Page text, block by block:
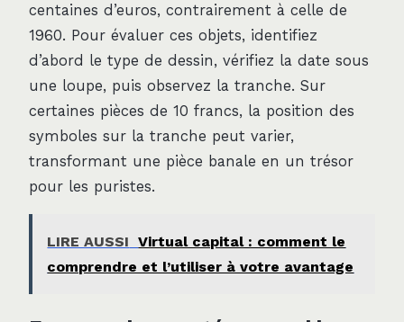
centaines d’euros, contrairement à celle de
1960. Pour évaluer ces objets, identifiez
d’abord le type de dessin, vérifiez la date sous
une loupe, puis observez la tranche. Sur
certaines pièces de 10 francs, la position des
symboles sur la tranche peut varier,
transformant une pièce banale en un trésor
pour les puristes.
LIRE AUSSI
Virtual capital : comment le
comprendre et l’utiliser à votre avantage